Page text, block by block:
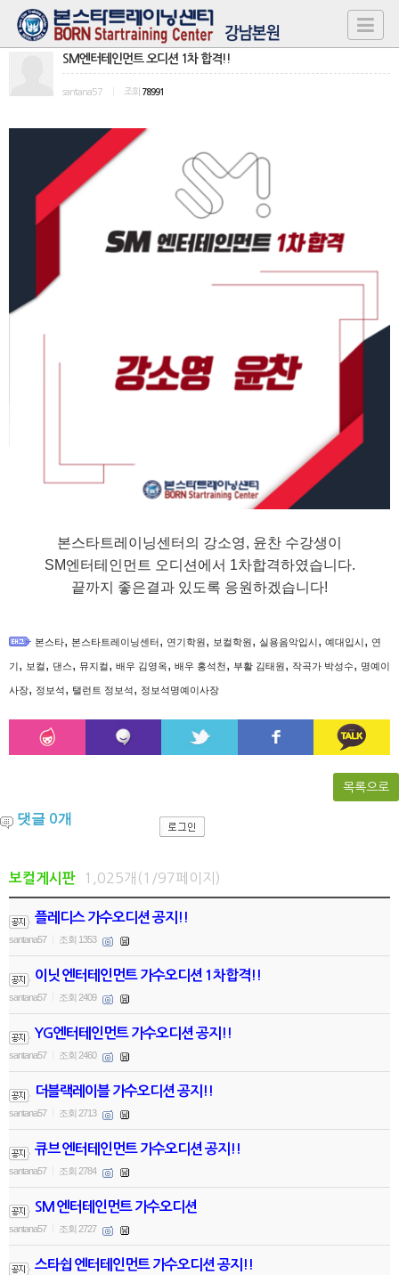
SM엔터테인먼트 오디션 1차 합격!!
santana57 조회 78991
본스타트레이닝센터의 강소영, 윤찬 수강생이
SM엔터테인먼트 오디션에서 1차합격하였습니다.
끝까지 좋은결과 있도록 응원하겠습니다!
본스타, 본스타트레이닝센터, 연기학원, 보컬학원, 실용음악입시, 예대입시, 연
기, 보컬, 댄스, 뮤지컬, 배우 김영옥, 배우 홍석천, 부활 김태원, 작곡가 박성수, 명예이
사장, 정보석, 탤런트 정보석, 정보석명예이사장
목록으로
댓글 0개
보컬게시판 1,025개(1/97페이지)
플레디스 가수오디션 공지!!
santana57 조회 1353
이닛 엔터테인먼트 가수오디션 1차합격!!
santana57 조회 2409
YG엔터테인먼트 가수오디션 공지!!
santana57 조회 2460
더블랙레이블 가수오디션 공지!!
santana57 조회 2713
큐브 엔터테인먼트 가수오디션 공지!!
santana57 조회 2784
SM 엔터테인먼트 가수오디션
santana57 조회 2727
스타쉽 엔터테인먼트 가수오디션 공지!!